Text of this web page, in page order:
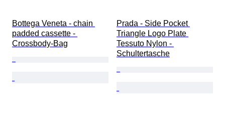
Bottega Veneta - chain
padded cassette -
Crossbody-Bag
Prada - Side Pocket
Triangle Logo Plate
Tessuto Nylon -
Schultertasche